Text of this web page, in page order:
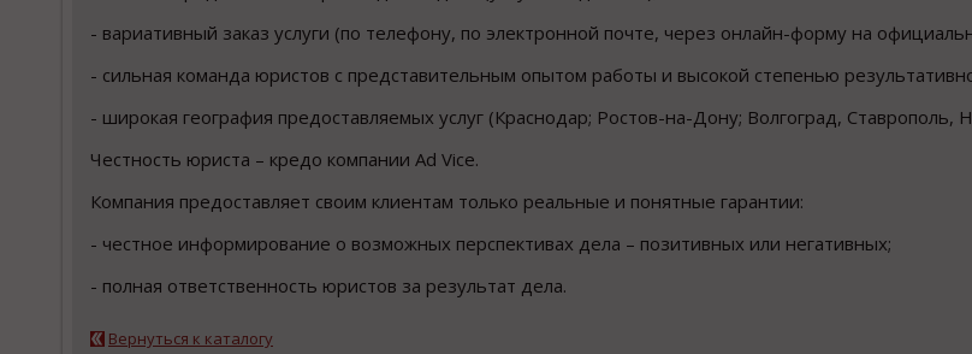
- вариативный заказ услуги (по телефону, по электронной почте, через онлайн-форму на
- сильная команда юристов с представительным опытом работы и высокой степенью
- широкая география предоставляемых услуг (Краснодар; Ростов-на-Дону; Волгоград, Ставрополь,
Честность юриста – кредо компании Ad Vice.
Компания предоставляет своим клиентам только реальные и понятные гарантии:
- честное информирование о возможных перспективах дела – позитивных или негативных;
- полная ответственность юристов за результат дела.
Вернуться к каталогу